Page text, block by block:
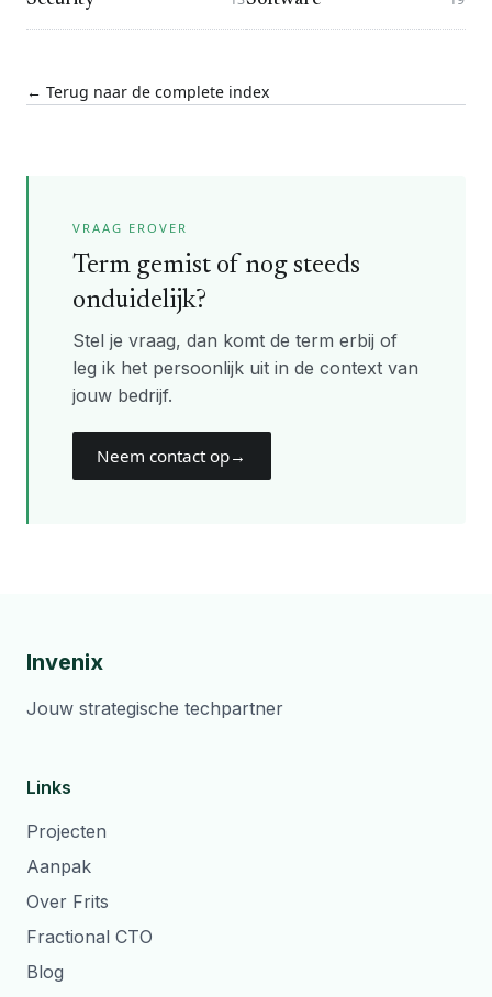
← Terug naar de complete index
VRAAG EROVER
Term gemist of nog steeds
onduidelijk?
Stel je vraag, dan komt de term erbij of
leg ik het persoonlijk uit in de context van
jouw bedrijf.
Neem contact op→
Invenix
Jouw strategische techpartner
Links
Projecten
Aanpak
Over Frits
Fractional CTO
Blog